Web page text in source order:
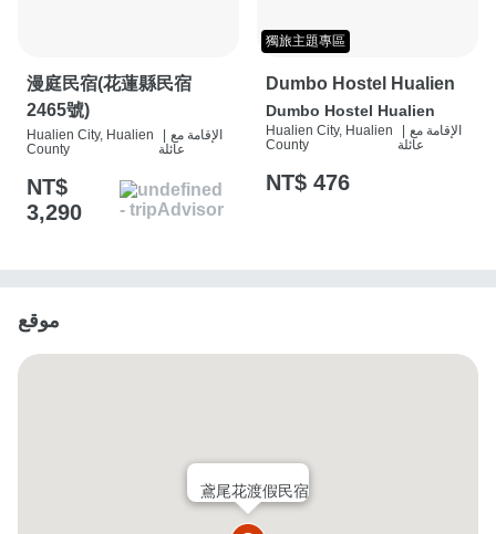
漫庭民宿(花蓮縣民宿
2465號)
Hualien City, Hualien
County
الإقامة مع
عائلة
NT$
3,290
獨旅主題專區
Dumbo Hostel Hualien
Dumbo Hostel Hualien
Hualien City, Hualien
County
الإقامة مع
عائلة
NT$ 476
موقع
鳶尾花渡假民宿